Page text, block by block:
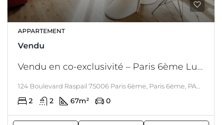
APPARTEMENT
Vendu
Vendu en co-exclusivité – Paris 6ème Luxembourg – Appartement refait à neuf – étage élevé – 2 chambres
2 2 67m² 0